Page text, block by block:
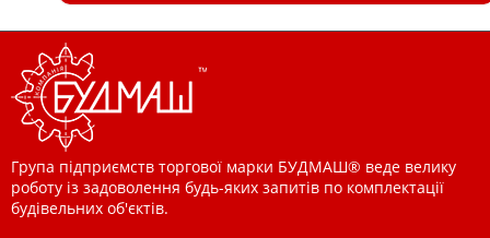
Група підприємств торгової марки БУДМАШ® веде велику
роботу із задоволення будь-яких запитів по комплектації
будівельних об'єктів.